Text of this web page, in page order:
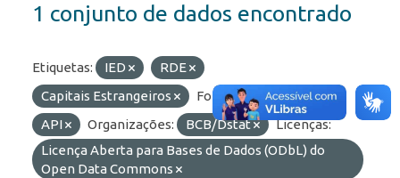
1 conjunto de dados encontrado
Etiquetas: IED
RDE
Capitais Estrangeiros
Formatos:
HTML
API
Organizações: BCB/Dstat
Licenças:
Licença Aberta para Bases de Dados (ODbL) do
Open Data Commons